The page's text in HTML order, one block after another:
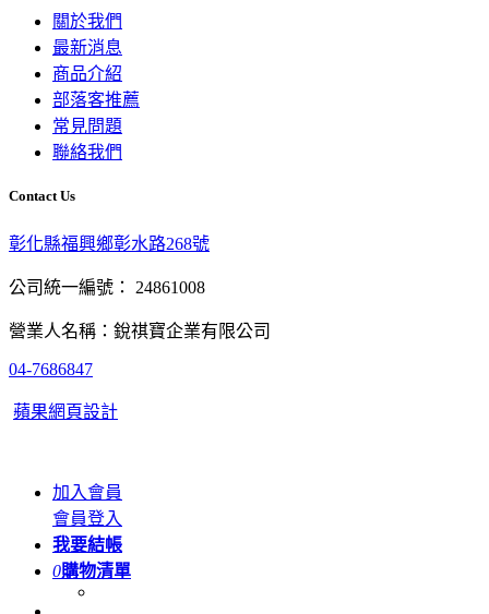
關於我們
最新消息
商品介紹
部落客推薦
常見問題
聯絡我們
Contact Us
彰化縣福興鄉彰水路268號
公司統一編號： 24861008
營業人名稱：銳祺寶企業有限公司
04-7686847
蘋果網頁設計
加入會員
會員登入
我要結帳
0購物清單